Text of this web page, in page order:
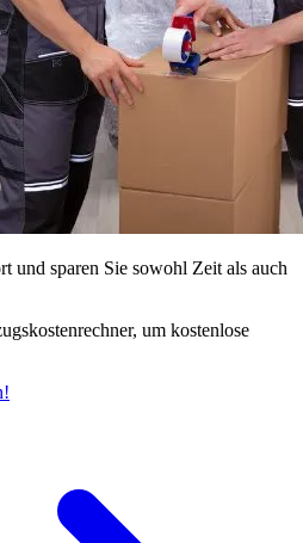
und sparen Sie sowohl Zeit als auch
um kostenlose